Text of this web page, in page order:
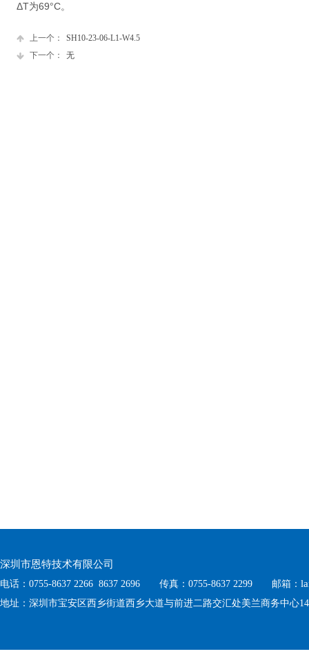
ΔT为69°C。
上一个：
SH10-23-06-L1-W4.5
下一个：
无
深圳市恩特技术有限公司
电话：0755-8637 2266 8637 2696 传真：0755-8637 2299 邮箱：
地址：深圳市宝安区西乡街道西乡大道与前进二路交汇处美兰商务中心